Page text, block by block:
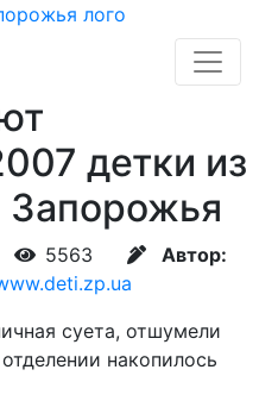
детки из
Запорожья
5563
Автор:
суета, отшумели
накопилось